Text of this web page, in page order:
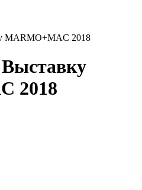
MARMO+MAC 2018
2018